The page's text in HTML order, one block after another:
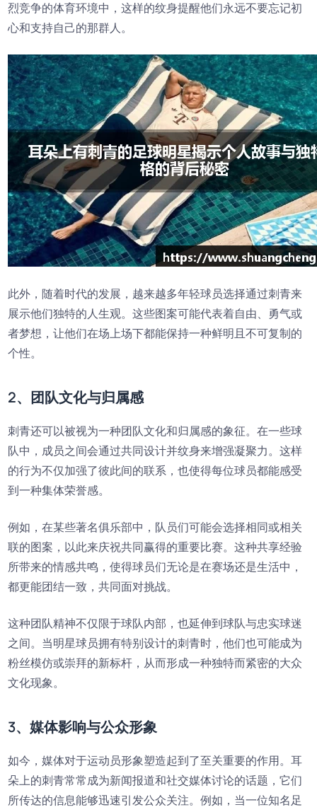
烈竞争的体育环境中，这样的纹身提醒他们永远不要忘记初
心和支持自己的那群人。
此外，随着时代的发展，越来越多年轻球员选择通过刺青来
展示他们独特的人生观。这些图案可能代表着自由、勇气或
者梦想，让他们在场上场下都能保持一种鲜明且不可复制的
个性。
2、团队文化与归属感
刺青还可以被视为一种团队文化和归属感的象征。在一些球
队中，成员之间会通过共同设计并纹身来增强凝聚力。这样
的行为不仅加强了彼此间的联系，也使得每位球员都能感受
到一种集体荣誉感。
例如，在某些著名俱乐部中，队员们可能会选择相同或相关
联的图案，以此来庆祝共同赢得的重要比赛。这种共享经验
所带来的情感共鸣，使得球员们无论是在赛场还是生活中，
都更能团结一致，共同面对挑战。
这种团队精神不仅限于球队内部，也延伸到球队与忠实球迷
之间。当明星球员拥有特别设计的刺青时，他们也可能成为
粉丝模仿或崇拜的新标杆，从而形成一种独特而紧密的大众
文化现象。
3、媒体影响与公众形象
如今，媒体对于运动员形象塑造起到了至关重要的作用。耳
朵上的刺青常常成为新闻报道和社交媒体讨论的话题，它们
所传达的信息能够迅速引发公众关注。例如，当一位知名足